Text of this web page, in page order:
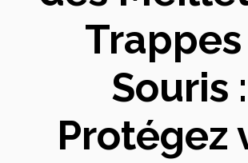
Trappes
Souris :
Protégez